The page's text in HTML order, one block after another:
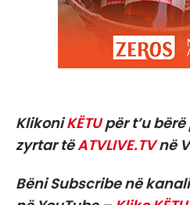
KlikoniKËTUpër t’u
zyrtar tëATVLIVE.TVnë
Bëni Subscribe në